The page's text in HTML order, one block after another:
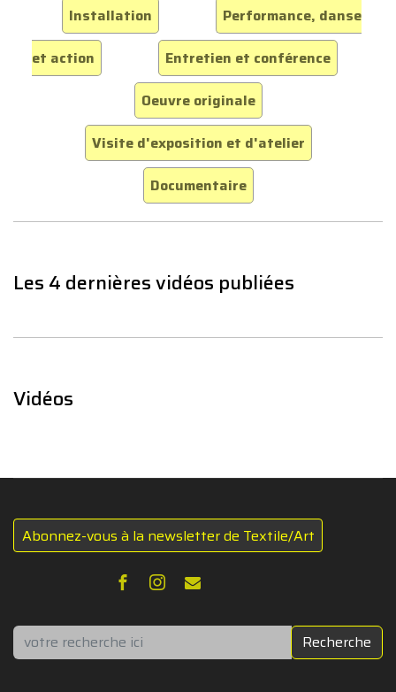
Installation
Performance, danse
et action
Entretien et conférence
Oeuvre originale
Visite d'exposition et d'atelier
Documentaire
Les 4 dernières vidéos publiées
Vidéos
Abonnez-vous à la newsletter de Textile/Art
Rechercher Recherche